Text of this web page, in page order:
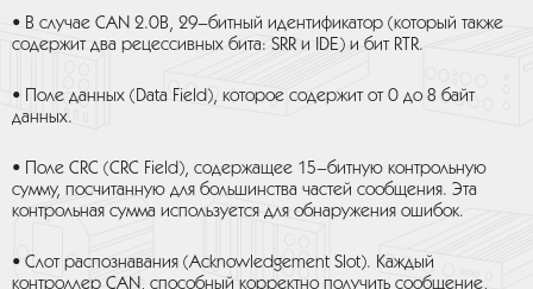
• В случае CAN 2.0B, 29–битный идентификатор (который также
содержит два рецессивных бита: SRR и IDE) и бит RTR.
• Поле данных (Data Field), которое содержит от 0 до 8 байт
данных.
• Поле CRC (CRC Field), содержащее 15–битную контрольную
сумму, посчитанную для большинства частей сообщения. Эта
контрольная сумма используется для обнаружения ошибок.
• Слот распознавания (Acknowledgement Slot). Каждый
контроллер CAN, способный корректно получить сообщение,